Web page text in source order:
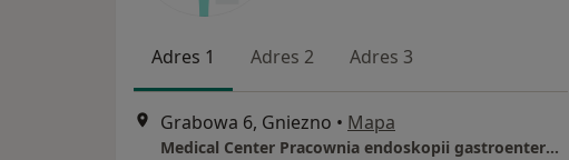
Adres 1 Adres 2 Adres 3
Grabowa 6, Gniezno • Mapa
Medical Center Pracownia endoskopii gastroenterologicznej.